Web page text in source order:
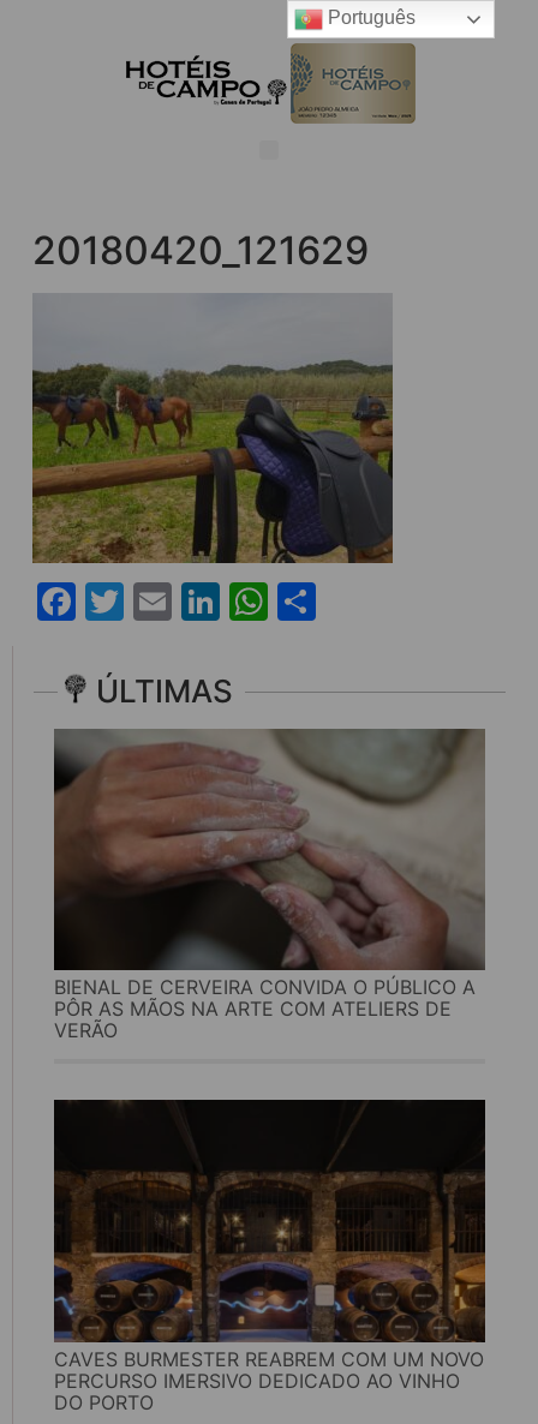
20180420_121629
Facebook
Twitter
EmailLinkedIn
WhatsApp
ÚLTIMAS
BIENAL DE CERVEIRA CONVIDA O PÚBLICO A
PÔR AS MÃOS NA ARTE COM ATELIERS DE
VERÃO
CAVES BURMESTER REABREM COM UM NOVO
PERCURSO IMERSIVO DEDICADO AO VINHO
DO PORTO
Português